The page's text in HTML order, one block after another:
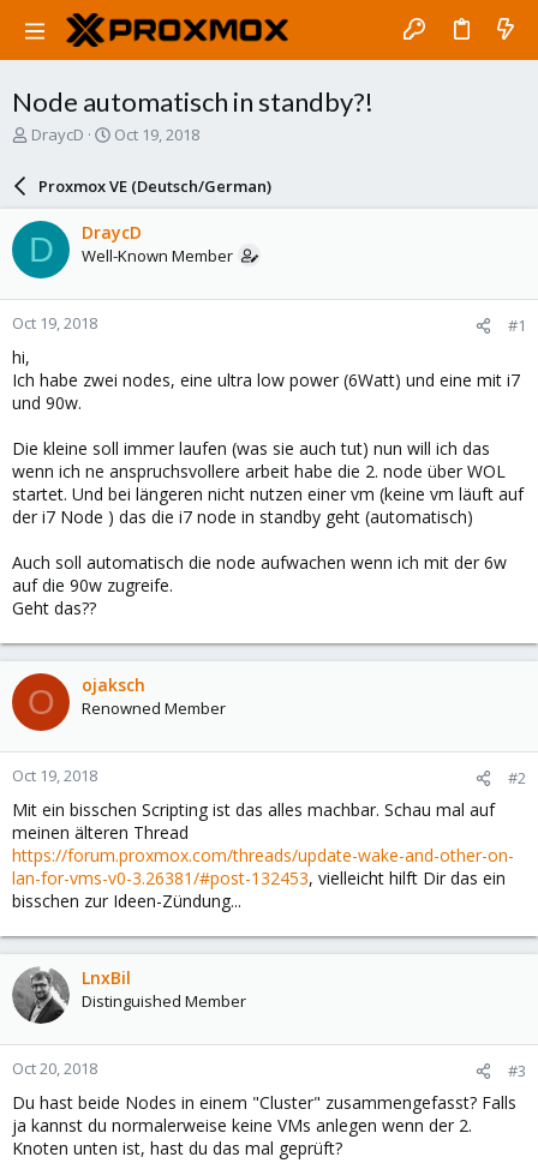
Node automatisch in standby?!
T
a
d
s
t
a
r
r
DraycD
S
a
r
d
a
e
Oct 19, 2018
Proxmox VE (Deutsch/German)
D DraycD
Well-Known Member
Oct 19, 2018 #1
hi,
Ich habe zwei nodes, eine ultra low power (6Watt) und eine mit i7
und 90w.
Die kleine soll immer laufen (was sie auch tut) nun will ich das
wenn ich ne anspruchsvollere arbeit habe die 2. node über WOL
startet. Und bei längeren nicht nutzen einer vm (keine vm läuft auf
der i7 Node ) das die i7 node in standby geht (automatisch)
Auch soll automatisch die node aufwachen wenn ich mit der 6w
auf die 90w zugreife.
Geht das??
O ojaksch
Renowned Member
Oct 19, 2018 #2
Mit ein bisschen Scripting ist das alles machbar. Schau mal auf
meinen älteren Thread
https://forum.proxmox.com/threads/update-wake-and-other-on-
lan-for-vms-v0-3.26381/#post-132453, vielleicht hilft Dir das ein
bisschen zur Ideen-Zündung...
LnxBil
Distinguished Member
Oct 20, 2018 #3
Du hast beide Nodes in einem "Cluster" zusammengefasst? Falls
ja kannst du normalerweise keine VMs anlegen wenn der 2.
Knoten unten ist, hast du das mal geprüft?